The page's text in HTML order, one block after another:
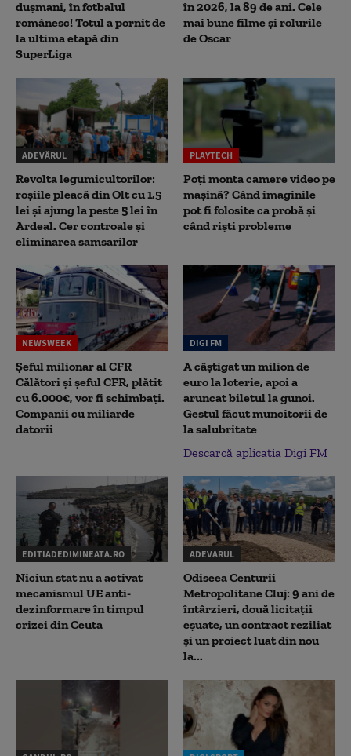
dușmani, în fotbalul
românesc! Totul a pornit de
la ultima etapă din
SuperLiga
în 2026, la 89 de ani. Cele
mai bune filme și rolurile
de Oscar
ADEVĂRUL
Revolta legumicultorilor:
roșiile pleacă din Olt cu 1,5
lei și ajung la peste 5 lei în
Ardeal. Cer controale și
eliminarea samsarilor
PLAYTECH
Poți monta camere video pe
mașină? Când imaginile
pot fi folosite ca probă și
când riști probleme
NEWSWEEK
Șeful milionar al CFR
Călători și șeful CFR, plătit
cu 6.000€, vor fi schimbați.
Companii cu miliarde
datorii
DIGI FM
A câștigat un milion de
euro la loterie, apoi a
aruncat biletul la gunoi.
Gestul făcut muncitorii de
la salubritate
Descarcă aplicația Digi FM
EDITIADEDIMINEATA.RO
Niciun stat nu a activat
mecanismul UE anti-
dezinformare în timpul
crizei din Ceuta
ADEVARUL
Odiseea Centurii
Metropolitane Cluj: 9 ani de
întârzieri, două licitații
eșuate, un contract reziliat
și un proiect luat din nou
la...